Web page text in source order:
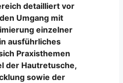
detailliert vor
Umgang mit
einzelner
ausführliches
Praxisthemen
der Hautretusche,
sowie der